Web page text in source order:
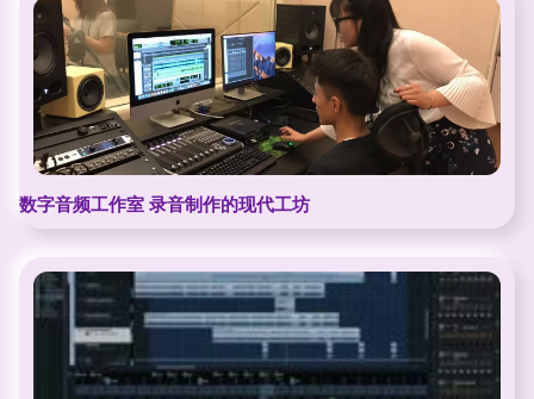
数字音频工作室 录音制作的现代工坊